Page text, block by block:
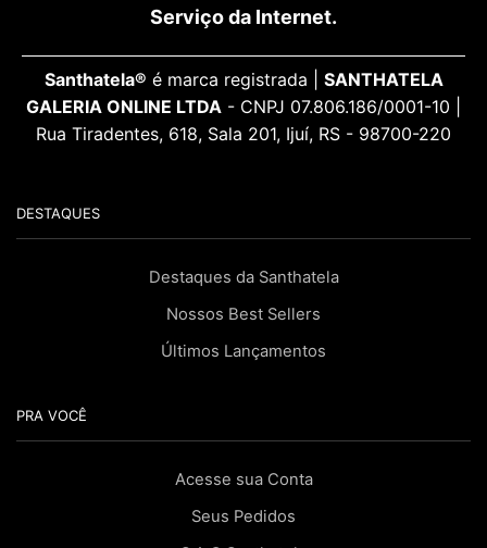
Serviço da Internet.
Santhatela® é marca registrada | SANTHATELA
GALERIA ONLINE LTDA - CNPJ 07.806.186/0001-10 |
Rua Tiradentes, 618, Sala 201, Ijuí, RS - 98700-220
DESTAQUES
Destaques da Santhatela
Nossos Best Sellers
Últimos Lançamentos
PRA VOCÊ
Acesse sua Conta
Seus Pedidos